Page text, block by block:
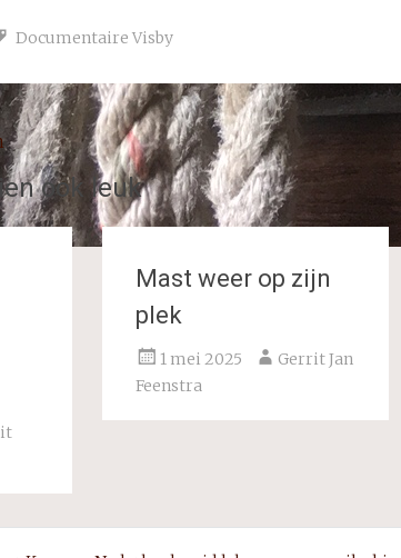
Documentaire Visby
ook leuk
Mast weer op zijn
plek
1 mei 2025
Gerrit Jan
Feenstra